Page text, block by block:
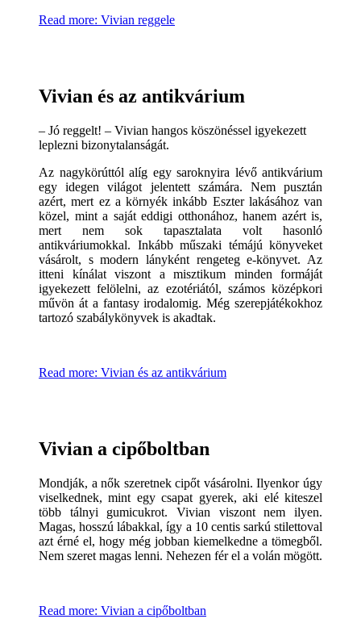
Read more: Vivian reggele
Vivian és az antikvárium
– Jó reggelt! – Vivian hangos köszönéssel igyekezett
leplezni bizonytalanságát.
Az nagykörúttól alíg egy saroknyira lévő antikvárium
egy idegen világot jelentett számára. Nem pusztán
azért, mert ez a környék inkább Eszter lakásához van
közel, mint a saját eddigi otthonához, hanem azért is,
mert nem sok tapasztalata volt hasonló
antikváriumokkal. Inkább műszaki témájú könyveket
vásárolt, s modern lányként rengeteg e-könyvet. Az
itteni kínálat viszont a misztikum minden formáját
igyekezett felölelni, az ezotériától, számos középkori
művön át a fantasy irodalomig. Még szerepjátékokhoz
tartozó szabálykönyvek is akadtak.
Read more: Vivian és az antikvárium
Vivian a cipőboltban
Mondják, a nők szeretnek cipőt vásárolni. Ilyenkor úgy
viselkednek, mint egy csapat gyerek, aki elé kiteszel
több tálnyi gumicukrot. Vivian viszont nem ilyen.
Magas, hosszú lábakkal, így a 10 centis sarkú stilettoval
azt érné el, hogy még jobban kiemelkedne a tömegből.
Nem szeret magas lenni. Nehezen fér el a volán mögött.
Read more: Vivian a cipőboltban